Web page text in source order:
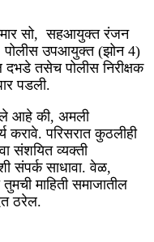
सो, सहआयुक्त रंजन
पोलीस उपआयुक्त (झोन 4)
तसेच पोलीस निरीक्षक
पडली.
आहे की, अमली
करावे. परिसरात कुठलीही
संशयित व्यक्ती
संपर्क साधावा. वेळ,
माहिती समाजातील
ठरेल.